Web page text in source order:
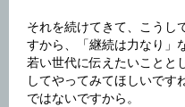
それを続けてきて、こうし
すから、「継続は力なり」
若い世代に伝えたいことと
してやってみてほしいです
ではないですから。